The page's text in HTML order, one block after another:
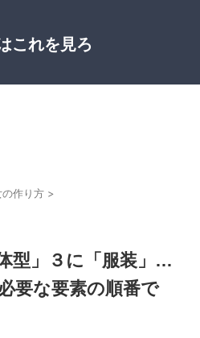
これを見ろ
の作り方 >
型」３に「服装」…
要な要素の順番で